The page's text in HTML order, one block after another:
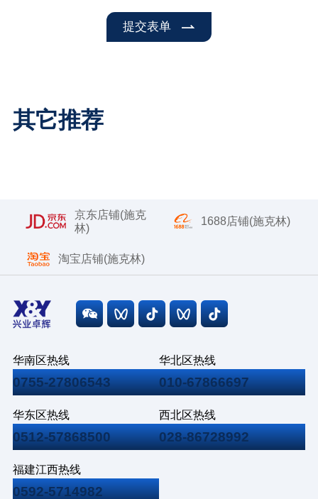
提交表单
其它推荐
京东店铺(施克
林)
1688店铺(施克林)
淘宝店铺(施克林)
华南区热线
0755-27806543
华北区热线
010-67866697
华东区热线
0512-57868500
西北区热线
028-86728992
福建江西热线
0592-5714982